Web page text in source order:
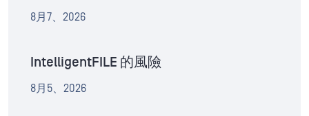
8月7、2026
IntelligentFILE 的風險
8月5、2026